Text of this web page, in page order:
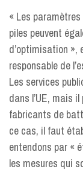
« Les
piles peuvent
d’optimisation »,
responsable de
Les services
dans l’UE, mais
fabricants de
ce cas, il faut
entendons par «
les mesures qui